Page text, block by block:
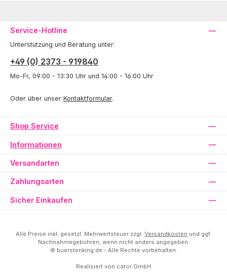
Service-Hotline
Unterstützung und Beratung unter:
+49 (0) 2373 - 919840
Mo-Fr, 09:00 - 13:30 Uhr und 14:00 - 16:00 Uhr
Oder über unser Kontaktformular.
Shop Service
Informationen
Versandarten
Zahlungsarten
Sicher Einkaufen
Alle Preise inkl. gesetzl. Mehrwertsteuer zzgl. Versandkosten und ggf.
Nachnahmegebühren, wenn nicht anders angegeben.
© buerstenking.de - Alle Rechte vorbehalten.
Realisiert von cator GmbH